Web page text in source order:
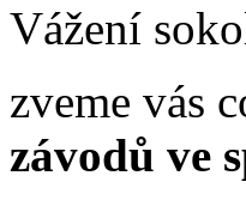
Vážení
zveme vás
závodů ve